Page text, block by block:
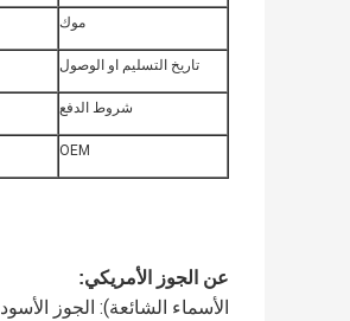
موك
تاريخ التسليم او الوصول
شروط الدفع
OEM
عن الجوز الأمريكي:
الأسماء الشائعة): الجوز الأسود